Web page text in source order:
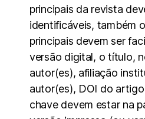
principais da revista
identificáveis, também
principais devem ser
versão digital, o título,
autor(es), afiliação
autor(es), DOI do
chave devem estar na